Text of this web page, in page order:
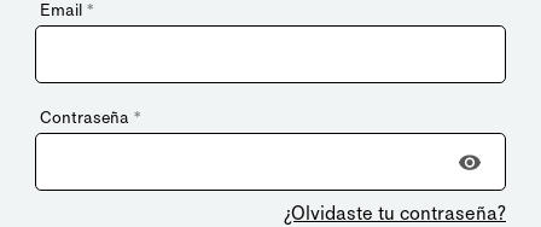
Email *
Contraseña *
¿Olvidaste tu contraseña?